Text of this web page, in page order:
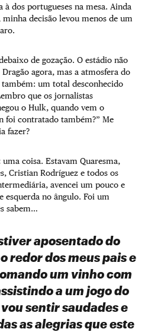
dos portugueses na mesa. Ainda
minha decisão levou menos de um
de gozação. O estádio não
agora, mas a atmosfera do
um total desconhecido
que os jornalistas
o Hulk, quando vem o
foi contratado também?” Me
fazer?
coisa. Estavam Quaresma,
Cristian Rodríguez e todos os
avencei um pouco e
esquerda no ângulo. Foi um
sabem…
aposentado do
redor dos meus pais e
um vinho com
a um jogo do
sentir saudades e
as alegrias que este